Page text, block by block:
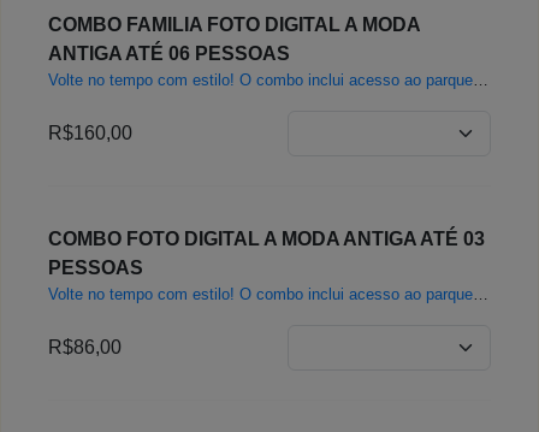
COMBO FAMILIA FOTO DIGITAL A MODA
ANTIGA ATÉ 06 PESSOAS
Volte no tempo com estilo! O combo inclui acesso ao parque para até seis pessoas e uma foto digital com figurinos de época em nossa charmosa Aldeia Histórica. Uma lembrança inesquecível que conecta você à história e rende registros únicos em um cenário que preserva as origens da imigração. 1.Promoção não cumulativa com outras promoções ou descontos em vigor. 2. Para compras online, é obrigatório informar a data da visita. Não é possível adquirir o combo para o mesmo dia na modalidade online. 3. O combo é válido para até 6 pessoas com direito a 1 foto digital com figurino de época. 4. O atendimento funciona por ordem de chegada, das 10h às 15h, e está sujeito à disponibilidade de figurinos e equipe no momento da visita. 5. Para grupos com 7 pessoas ou mais, é necessário realizar agendamento prévio diretamente com o estúdio Máquina do Tempo.
R$160,00
COMBO FOTO DIGITAL A MODA ANTIGA ATÉ 03
PESSOAS
Volte no tempo com estilo! O combo inclui acesso ao parque para até três pessoas (dois adultos e uma criança até 06 anos) e uma foto digital com figurinos de época em nossa charmosa Aldeia Histórica. Uma lembrança inesquecível que conecta você à história e rende registros únicos em um cenário que preserva as origens da imigração. 1.Promoção não cumulativa com outras promoções ou descontos em vigor. 2.Para compras online, é obrigatório informar a data da visita. Não é possível adquirir o combo para o mesmo dia na modalidade online. 3.O combo é válido para até 3 pessoas (recomendado para dois adultos e uma criança até 06 anos), com direito a 1 foto digital com figurino de época. 4. Para grupos de até 6 pessoas, consulte a opção específica "Combo Família – até 6 pessoas". 5. O atendimento funciona por ordem de chegada, das 10h às 15h, e está sujeito à disponibilidade de figurinos e equipe no momento da visita. 6. Para grupos com 7 pessoas ou mais, é necessário realizar agendamento prévio diretamente com o estúdio Máquina do Tempo.
R$86,00